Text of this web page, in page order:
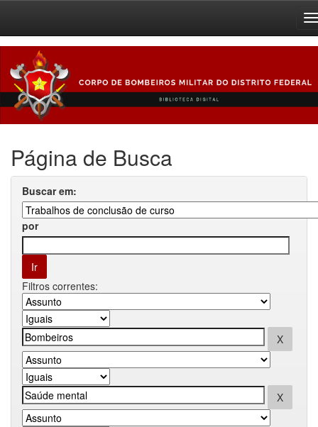
navigation
Página de Busca
Buscar em:
por
Filtros correntes: